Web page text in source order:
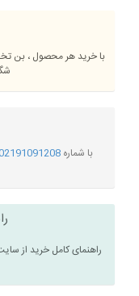
با خرید هر محصول ، بن
با شماره
راهنمای کامل خرید از